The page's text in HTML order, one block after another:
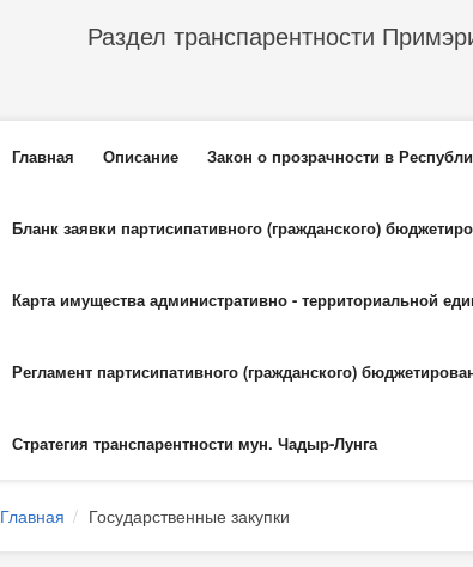
Раздел транспарентности
Главное меню
Главная Описание Закон о прозрачности в
Бланк заявки партисипативного (гражданского)
Карта имущества административно - территориальной
Регламент партисипативного (гражданского)
Стратегия транспарентности мун. Чадыр-Лунга
Главная Государственные закупки